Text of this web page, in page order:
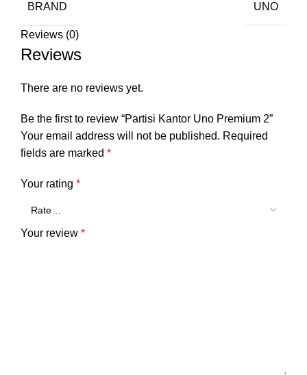
BRAND UNO
Reviews (0)
Reviews
There are no reviews yet.
Be the first to review “Partisi Kantor Uno Premium 2”
Your email address will not be published. Required
fields are marked *
Your rating *
Your review *